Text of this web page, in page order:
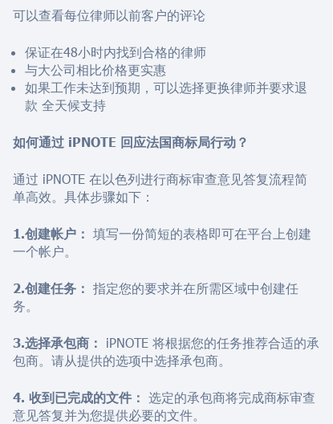
可以查看每位律师以前客户的评论
保证在48小时内找到合格的律师
与大公司相比价格更实惠
如果工作未达到预期，可以选择更换律师并要求退
款 全天候支持
如何通过 iPNOTE 回应法国商标局行动？
通过 iPNOTE 在以色列进行商标审查意见答复流程简
单高效。具体步骤如下：
1.创建帐户： 填写一份简短的表格即可在平台上创建
一个帐户。
2.创建任务： 指定您的要求并在所需区域中创建任
务。
3.选择承包商：
iPNOTE 将根据您的任务推荐合适的承
包商。请从提供的选项中选择承包商。
4. 收到已完成的文件： 选定的承包商将完成商标审查
意见答复并为您提供必要的文件。